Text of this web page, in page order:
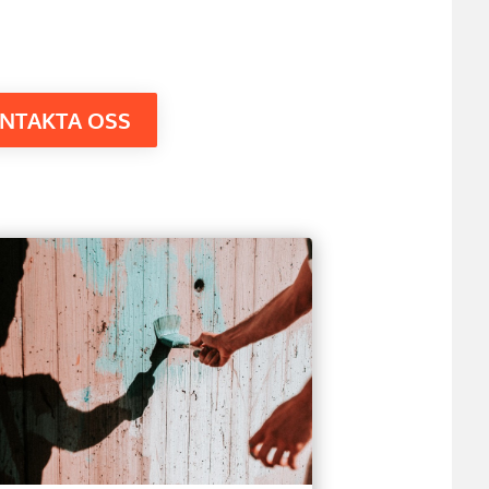
OSS